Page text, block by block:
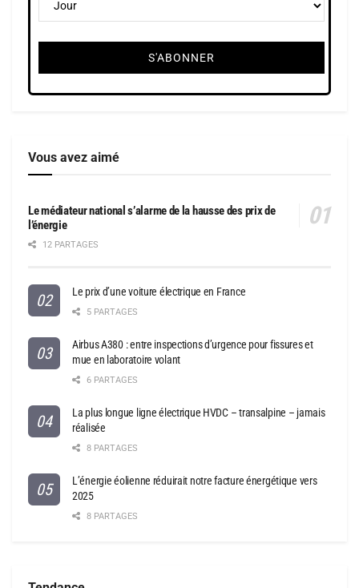
Vous avez aimé
Le médiateur national s’alarme de la hausse des prix de
l’énergie
12 PARTAGES
Le prix d’une voiture électrique en France
5 PARTAGES
Airbus A380 : entre inspections d’urgence pour fissures et
mue en laboratoire volant
6 PARTAGES
La plus longue ligne électrique HVDC – transalpine – jamais
réalisée
8 PARTAGES
L’énergie éolienne réduirait notre facture énergétique vers
2025
8 PARTAGES